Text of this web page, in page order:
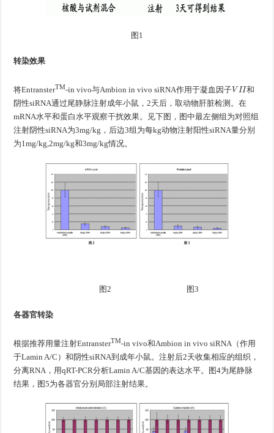
图1
转染效果
将EntransterTM-in vivo与Ambion in vivo siRNA作用于凝 血 因 子VII 和
阴性siRNA通过尾静脉注射成年小鼠，2天后，取动物肝脏检测。在
mRNA水平和蛋白水平观察干扰效果。见下图，图中最左侧组为对照组
注射阴性siRNA为3mg/kg，后边3组为每kg动物注射阳性siRNA量分别
为1mg/kg,2mg/kg和3mg/kg情况。
图2 图3
各器官转染
根据推荐用量注射EntransterTM-in vivo和Ambion in vivo siRNA（作用
于Lamin A/C）和阴性siRNA到成年小鼠。注射后2天收集相应的组织，
分离RNA，用qRT-PCR分析Lamin A/C基因的表达水平。图4为尾静脉
结果，图5为各器官分别局部注射结果。